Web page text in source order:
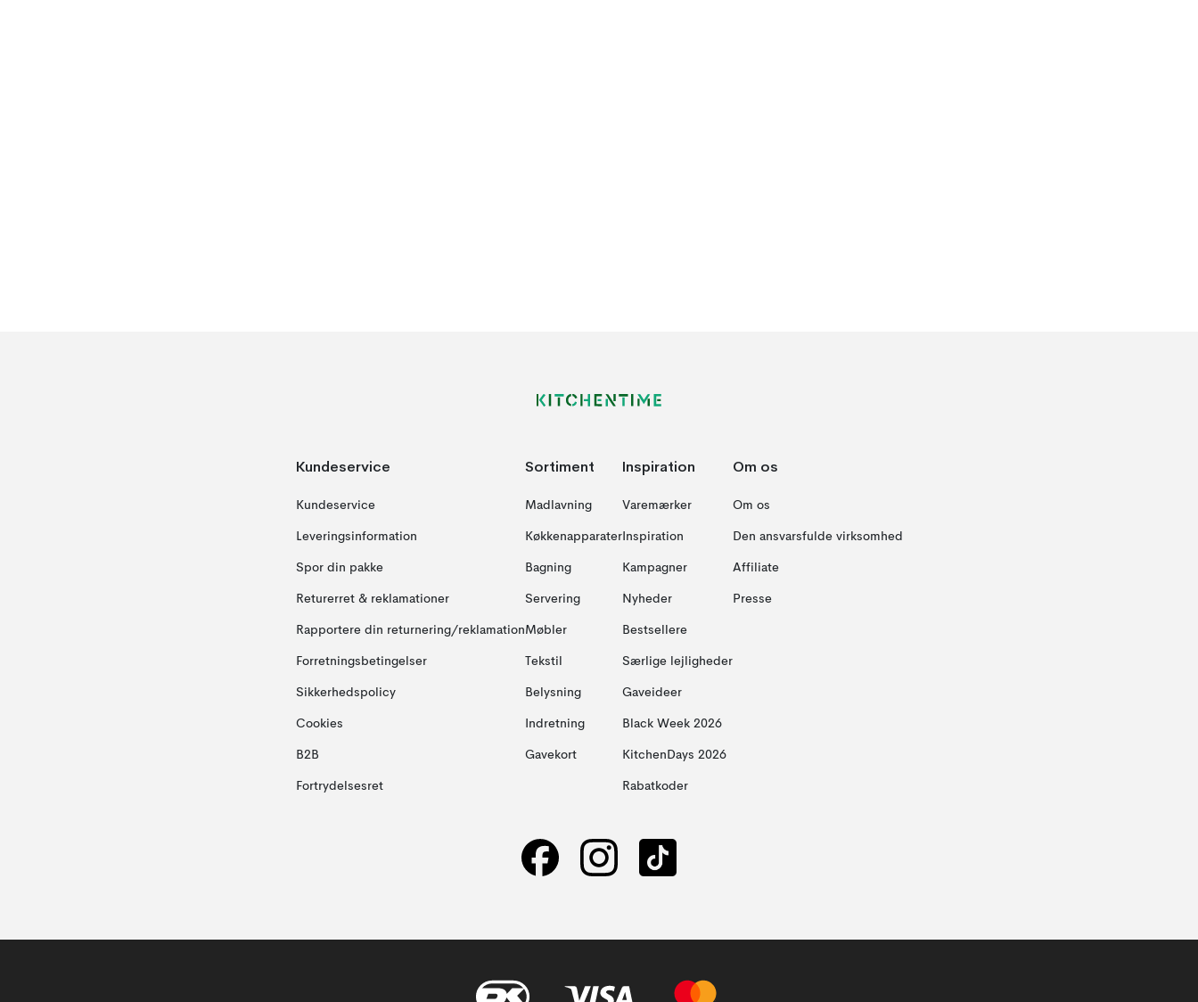
Kundeservice
Kundeservice
Leveringsinformation
Spor din pakke
Returerret & reklamationer
Rapportere din returnering/reklamation
Forretningsbetingelser
Sikkerhedspolicy
Cookies
B2B
Fortrydelsesret
Sortiment
Madlavning
Køkkenapparater
Bagning
Servering
Møbler
Tekstil
Belysning
Indretning
Gavekort
Inspiration
Varemærker
Inspiration
Kampagner
Nyheder
Bestsellere
Særlige lejligheder
Gaveideer
Black Week 2026
KitchenDays 2026
Rabatkoder
Om os
Om os
Den ansvarsfulde virksomhed
Affiliate
Presse